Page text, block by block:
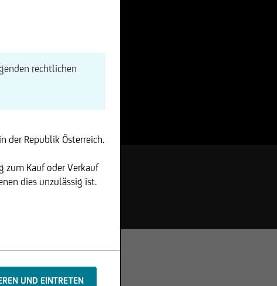
rechtlichen
der Republik Österreich.
zum Kauf oder Verkauf
dies unzulässig ist.